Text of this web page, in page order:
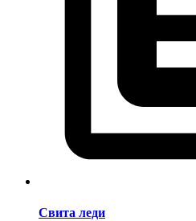
Свита леди